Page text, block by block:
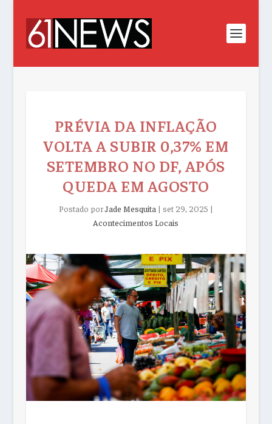
PRÉVIA DA INFLAÇÃO
VOLTA A SUBIR 0,37% EM
SETEMBRO NO DF, APÓS
QUEDA EM AGOSTO
Postado porJade Mesquita | set 29, 2025 |
Acontecimentos Locais